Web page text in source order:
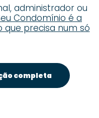
administrador ou
Condomínio é a
precisa num só
completa